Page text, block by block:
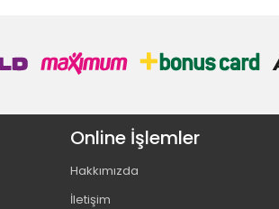
Online İşlemler
Hakkımızda
İletişim